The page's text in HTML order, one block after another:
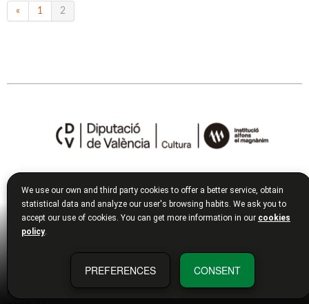
« 1 2
ADREÇA FÍSICA
Institució Alfons el Magnànim:
Carrer Corona, 36
46003 València
Plaça Manises, 4
We use our own and third party cookies to offer a better service, obtain
statistical data and analyze our user's browsing habits. We ask you to
accept our use of cookies. You can get more information in our cookies
policy.
PREFERENCES CONSENT